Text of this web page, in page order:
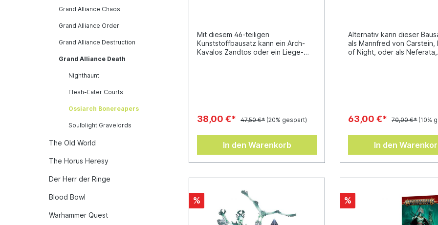
Grand Alliance Chaos
Grand Alliance Order
Grand Alliance Destruction
Grand Alliance Death
Nighthaunt
Flesh-Eater Courts
Ossiarch Bonereapers
Soulblight Gravelords
The Old World
The Horus Heresy
Der Herr der Ringe
Blood Bowl
Warhammer Quest
Mit diesem 46-teiligen
Kunststoffbausatz kann ein Arch-
Kavalos Zandtos oder ein Liege-
38,00 €* 47,50 €* (20% gespart)
In den Warenkorb
Alternativ kann dieser
als Mannfred von Carstein,
of Night, oder als Neferata,
63,00 €* 70,00 €* (10%
In den
% %